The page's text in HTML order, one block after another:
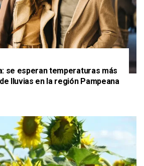
se esperan temperaturas más
lluvias en la región Pampeana